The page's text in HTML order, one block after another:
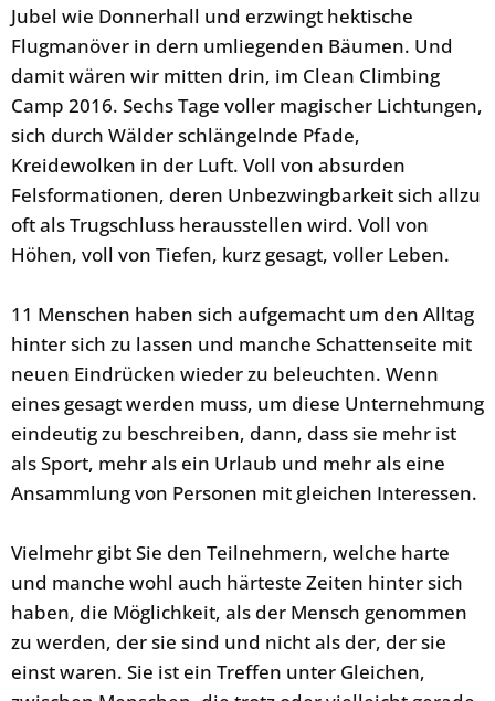
Jubel wie Donnerhall und erzwingt hektische
Flugmanöver in dern umliegenden Bäumen. Und
damit wären wir mitten drin, im Clean Climbing
Camp 2016. Sechs Tage voller magischer Lichtungen,
sich durch Wälder schlängelnde Pfade,
Kreidewolken in der Luft. Voll von absurden
Felsformationen, deren Unbezwingbarkeit sich allzu
oft als Trugschluss herausstellen wird. Voll von
Höhen, voll von Tiefen, kurz gesagt, voller Leben.
11 Menschen haben sich aufgemacht um den Alltag
hinter sich zu lassen und manche Schattenseite mit
neuen Eindrücken wieder zu beleuchten. Wenn
eines gesagt werden muss, um diese Unternehmung
eindeutig zu beschreiben, dann, dass sie mehr ist
als Sport, mehr als ein Urlaub und mehr als eine
Ansammlung von Personen mit gleichen Interessen.
Vielmehr gibt Sie den Teilnehmern, welche harte
und manche wohl auch härteste Zeiten hinter sich
haben, die Möglichkeit, als der Mensch genommen
zu werden, der sie sind und nicht als der, der sie
einst waren. Sie ist ein Treffen unter Gleichen,